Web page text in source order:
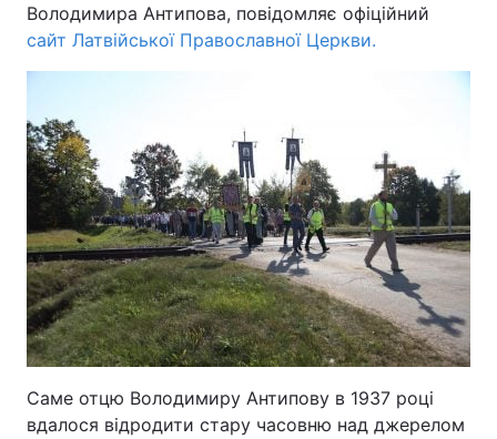
Володимира Антипова, повідомляє офіційний
сайт Латвійської Православної Церкви.
Саме отцю Володимиру Антипову в 1937 році
вдалося відродити стару часовню над джерелом